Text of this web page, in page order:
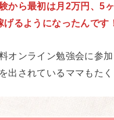
から最初は月2万円、5
るようになったんです
オンライン勉強会に参
出されているママもたく